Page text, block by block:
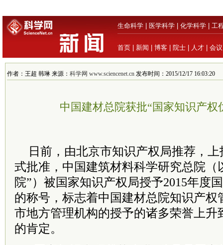
生命科学 医学科学 化学科学 工
首页 新闻 博客 院士 人才 会议
作者：王超 韩琳 来源： 科学网 www.sciencenet.cn 发布时间：2015/12/17 16:03:20
中国建材总院获批“国家知识产权
日前，由北京市知识产权局推荐，
式批准，中国建筑材料科学研究总院（
院”）被国家知识产权局授予2015年度
的称号，标志着中国建材总院知识产权
市地方管理机构的授予的诸多荣誉上升
的肯定。